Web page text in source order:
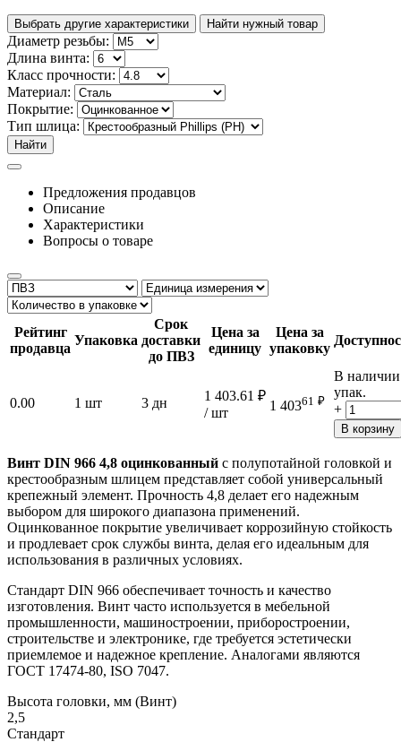
Выбрать другие характеристики Найти нужный товар
Диаметр резьбы:
Длина винта:
Класс прочности:
Материал:
Покрытие:
Тип шлица:
Найти
Предложения продавцов
Описание
Характеристики
Вопросы о товаре
Рейтинг
продавца
Упаковка
Срок
доставки
до ПВЗ
Цена за
единицу
Цена за
упаковку
0.00 1 шт 3 дн 1 403.61 ₽
/ шт
1 40361 ₽
В
упак.
+
В корзину
Винт DIN 966 4,8 оцинкованный с полупотайной головкой и
крестообразным шлицем представляет собой универсальный
крепежный элемент. Прочность 4,8 делает его надежным
выбором для широкого диапазона применений.
Оцинкованное покрытие увеличивает коррозийную стойкость
и продлевает срок службы винта, делая его идеальным для
использования в различных условиях.
Стандарт DIN 966 обеспечивает точность и качество
изготовления. Винт часто используется в мебельной
промышленности, машиностроении, приборостроении,
строительстве и электронике, где требуется эстетически
приемлемое и надежное крепление. Аналогами являются
ГОСТ 17474-80, ISO 7047.
Высота головки, мм (Винт)
2,5
Стандарт